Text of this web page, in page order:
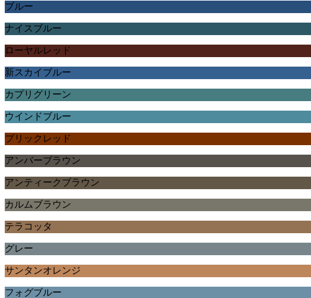
ブルー
ナイスブルー
ローヤルレッド
新スカイブルー
カプリグリーン
ウインドブルー
ブリックレッド
アンバーブラウン
アンティークブラウン
カルムブラウン
テラコッタ
グレー
サンタンオレンジ
フォグブルー